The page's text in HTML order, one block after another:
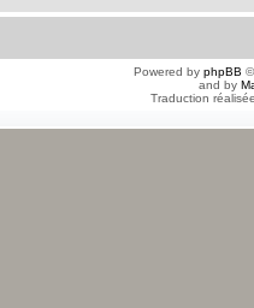
Powered by phpBB
and by
Traduction